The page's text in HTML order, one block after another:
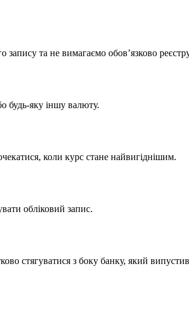
та не вимагаємо обов’язково
будь-яку іншу валюту.
коли курс стане найвигіднішим.
обліковий запис.
стягуватися з боку банку, який